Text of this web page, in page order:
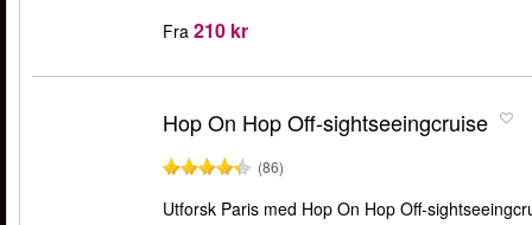
Fra 210 kr
Hop On Hop Off-sightseeingcruise
(86)
Utforsk Paris med Hop On Hop Off-